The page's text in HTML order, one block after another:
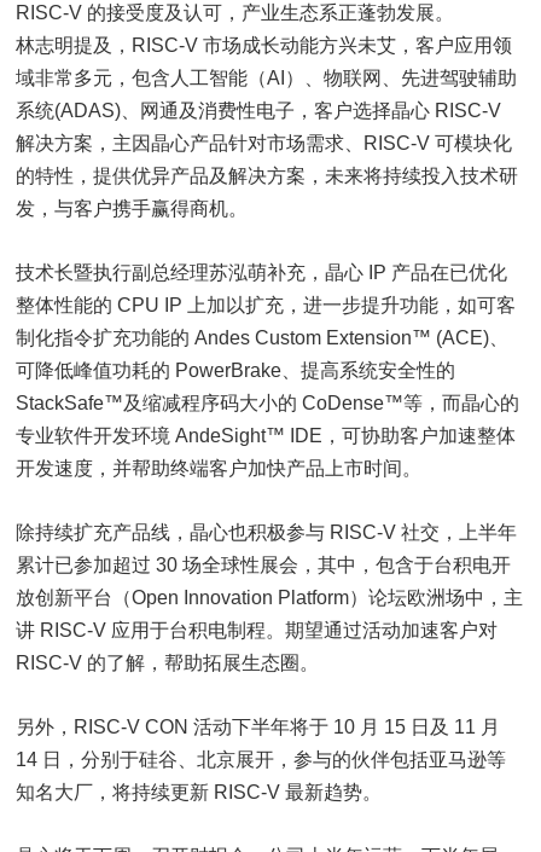
RISC-V 的接受度及认可，产业生态系正蓬勃发展。
林志明提及，RISC-V 市场成长动能方兴未艾，客户应用领
域非常多元，包含人工智能（AI）、物联网、先进驾驶辅助
系统(ADAS)、网通及消费性电子，客户选择晶心 RISC-V
解决方案，主因晶心产品针对市场需求、RISC-V 可模块化
的特性，提供优异产品及解决方案，未来将持续投入技术研
发，与客户携手赢得商机。
技术长暨执行副总经理苏泓萌补充，晶心 IP 产品在已优化
整体性能的 CPU IP 上加以扩充，进一步提升功能，如可客
制化指令扩充功能的 Andes Custom Extension™ (ACE)、
可降低峰值功耗的 PowerBrake、提高系统安全性的
StackSafe™及缩减程序码大小的 CoDense™等，而晶心的
专业软件开发环境 AndeSight™ IDE，可协助客户加速整体
开发速度，并帮助终端客户加快产品上市时间。
除持续扩充产品线，晶心也积极参与 RISC-V 社交，上半年
累计已参加超过 30 场全球性展会，其中，包含于台积电开
放创新平台（Open Innovation Platform）论坛欧洲场中，主
讲 RISC-V 应用于台积电制程。期望通过活动加速客户对
RISC-V 的了解，帮助拓展生态圈。
另外，RISC-V CON 活动下半年将于 10 月 15 日及 11 月
14 日，分别于硅谷、北京展开，参与的伙伴包括亚马逊等
知名大厂，将持续更新 RISC-V 最新趋势。